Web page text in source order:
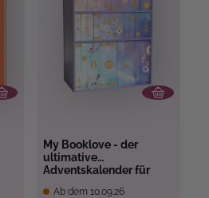
My Booklove - der
ultimative
Adventskalender für
Ab dem 10.09.26